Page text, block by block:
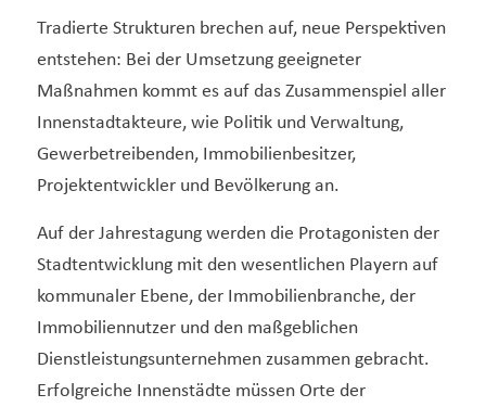
Tradierte Strukturen brechen auf, neue Perspektiven
entstehen: Bei der Umsetzung geeigneter
Maßnahmen kommt es auf das Zusammenspiel aller
Innenstadtakteure, wie Politik und Verwaltung,
Gewerbetreibenden, Immobilienbesitzer,
Projektentwickler und ‎Bevölkerung‎ an.
Auf der Jahrestagung werden die Protagonisten der
Stadtentwicklung mit den wesentlichen Playern auf
kommunaler Ebene, der Immobilienbranche, der
Immobiliennutzer und den maßgeblichen
Dienstleistungsunternehmen zusammen gebracht.
Erfolgreiche Innenstädte müssen Orte der